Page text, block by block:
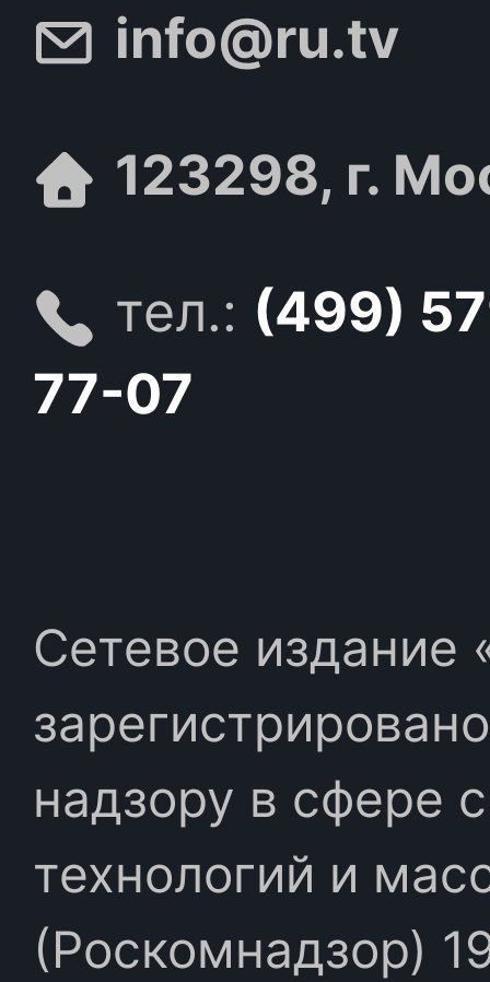
info@ru.tv
123298, г.
тел.: (499)
77-07
Сетевое издание
надзору в сфере
технологий и
(Роскомнадзор)